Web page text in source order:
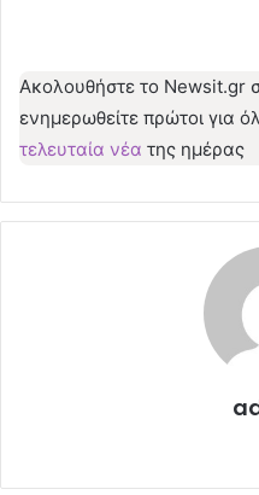
Ακολουθήστε το Νewsit.gr
ενημερωθείτε πρώτοι για
τελευταία νέα της ημέρας